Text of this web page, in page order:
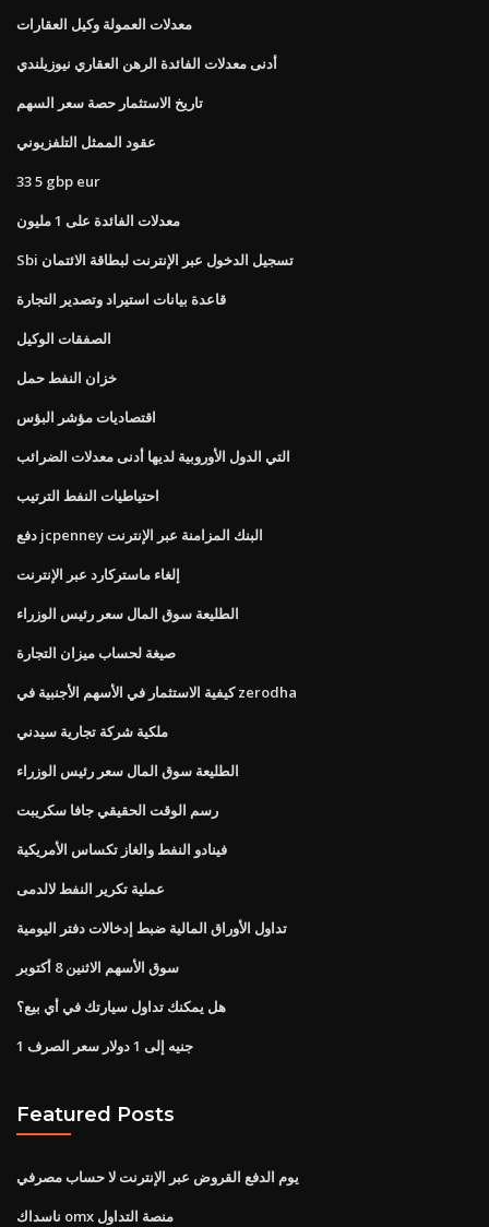
معدلات العمولة وكيل العقارات
أدنى معدلات الفائدة الرهن العقاري نيوزيلندي
تاريخ الاستثمار حصة سعر السهم
عقود الممثل التلفزيوني
33 5 gbp eur
معدلات الفائدة على 1 مليون
Sbi تسجيل الدخول عبر الإنترنت لبطاقة الائتمان
قاعدة بيانات استيراد وتصدير التجارة
الصفقات الوكيل
خزان النفط حمل
اقتصاديات مؤشر البؤس
التي الدول الأوروبية لديها أدنى معدلات الضرائب
احتياطيات النفط الترتيب
دفع jcpenney البنك المزامنة عبر الإنترنت
إلغاء ماستركارد عبر الإنترنت
الطليعة سوق المال سعر رئيس الوزراء
صيغة لحساب ميزان التجارة
كيفية الاستثمار في الأسهم الأجنبية في zerodha
ملكية شركة تجارية سيدني
الطليعة سوق المال سعر رئيس الوزراء
رسم الوقت الحقيقي جافا سكريبت
فينادو النفط والغاز تكساس الأمريكية
عملية تكرير النفط لالدمى
تداول الأوراق المالية ضبط إدخالات دفتر اليومية
سوق الأسهم الاثنين 8 أكتوبر
هل يمكنك تداول سيارتك في أي بيع؟
1 جنيه إلى 1 دولار سعر الصرف
Featured Posts
يوم الدفع القروض عبر الإنترنت لا حساب مصرفي
ناسداك omx منصة التداول